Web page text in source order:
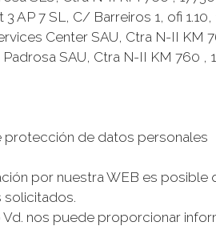
3 AP 7 SL, C/ Barreiros 1, ofi
Center SAU, Ctra N-II KM
SAU, Ctra N-II KM 760 ,
protección de datos personales
por nuestra WEB es
solicitados.
nos puede proporcionar